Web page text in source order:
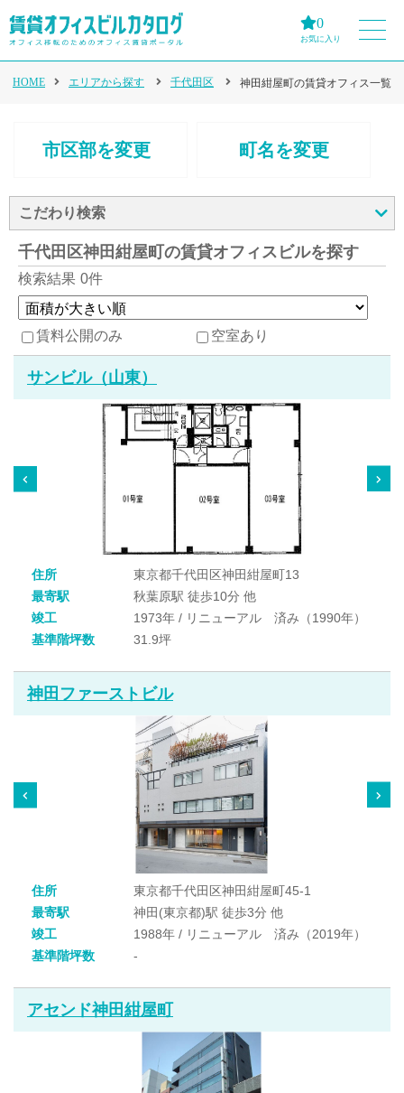
0
お気に入り
HOME エリアから探す 千代田区 神田紺屋町の賃貸オフィス一覧
市区部を変更 町名を変更
こだわり検索
千代田区神田紺屋町の賃貸オフィスビルを探す
検索結果 0件
賃料公開のみ 空室あり
サンビル（山東）
住所
東京都千代田区神田紺屋町13
最寄駅
秋葉原駅 徒歩10分 他
竣工
1973年 / リニューアル 済み（1990年）
基準階坪数
31.9坪
神田ファーストビル
住所
東京都千代田区神田紺屋町45-1
最寄駅
神田(東京都)駅 徒歩3分 他
竣工
1988年 / リニューアル 済み（2019年）
基準階坪数
-
アセンド神田紺屋町